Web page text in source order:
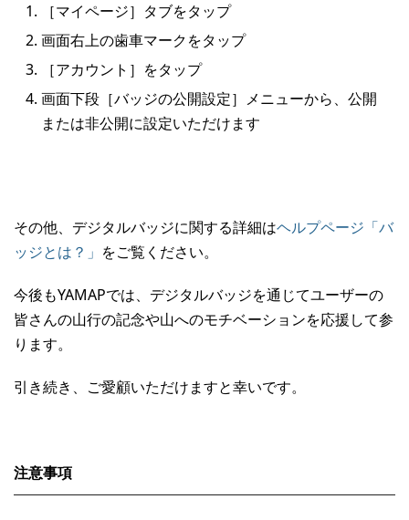
［マイページ］タブをタップ
画面右上の歯車マークをタップ
［アカウント］をタップ
画面下段［バッジの公開設定］メニューから、公開
または非公開に設定いただけます
その他、デジタルバッジに関する詳細はヘルプページ「バ
ッジとは？」 をご覧ください。
今後もYAMAPでは、デジタルバッジを通じてユーザーの
皆さんの山行の記念や山へのモチベーションを応援して参
ります。
引き続き、ご愛顧いただけますと幸いです。
注意事項